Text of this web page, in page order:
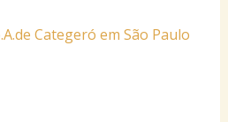
Categeró em São Paulo